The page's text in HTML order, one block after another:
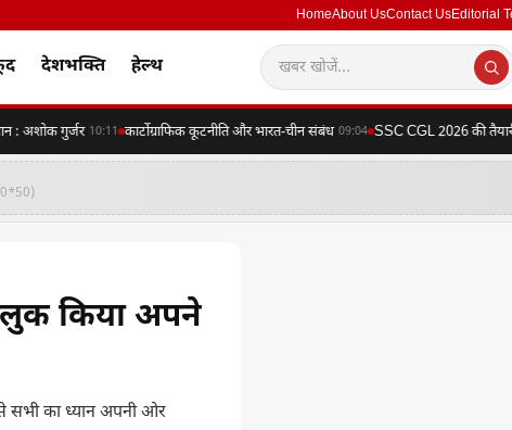
HomeAbout UsContact UsEditorial
देशभक्ति हेल्थ
अशोक गुर्जर 10:11 कार्टोग्राफिक कूटनीति और भारत-चीन संबंध 09:04 SSC CGL 2026 की तैयारी
लुक किया अपने
सभी का ध्यान अपनी ओर